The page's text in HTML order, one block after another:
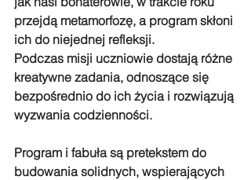
przejdą metamorfozę, a program skłoni
ich do niejednej refleksji.
Podczas misji uczniowie dostają różne
kreatywne zadania, odnoszące się
bezpośrednio do ich życia i rozwiązują
wyzwania codzienności.
Program i fabuła są pretekstem do
budowania solidnych, wspierających